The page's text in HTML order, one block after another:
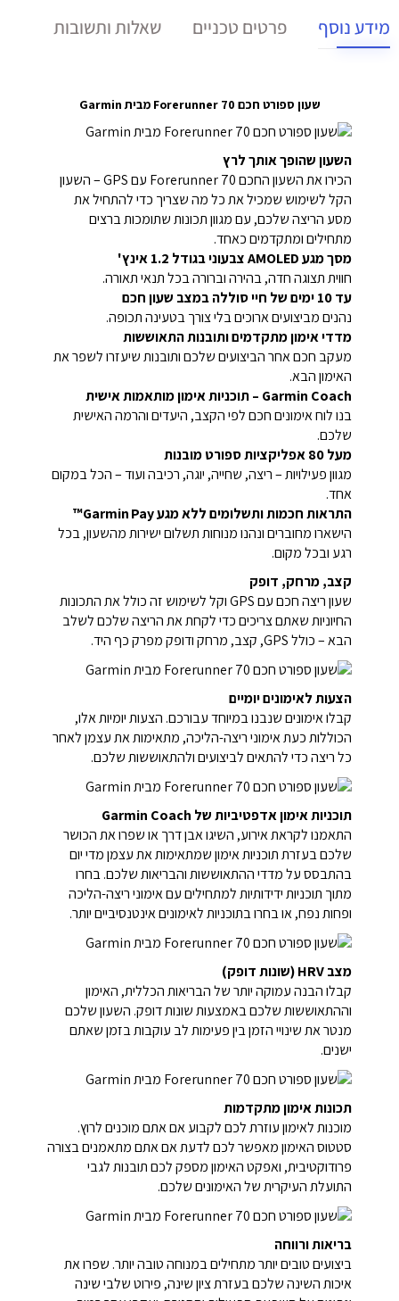
מידע נוסף פרטים טכניים שאלות ותשובות
שעון ספורט חכם Forerunner 70 מבית Garmin
השעון שהופך אותך לרץ
הכירו את השעון החכם Forerunner 70 עם GPS – השעון
הקל לשימוש שמכיל את כל מה שצריך כדי להתחיל את
מסע הריצה שלכם, עם מגוון תכונות שתומכות ברצים
מתחילים ומתקדמים כאחד.
מסך מגע AMOLED צבעוני בגודל 1.2 אינץ'
חווית תצוגה חדה, בהירה וברורה בכל תנאי תאורה.
עד 10 ימים של חיי סוללה במצב שעון חכם
נהנים מביצועים ארוכים בלי צורך בטעינה תכופה.
מדדי אימון מתקדמים ותובנות התאוששות
מעקב חכם אחר הביצועים שלכם ותובנות שיעזרו לשפר את
האימון הבא.
Garmin Coach – תוכניות אימון מותאמות אישית
בנו לוח אימונים חכם לפי הקצב, היעדים והרמה האישית
שלכם.
מעל 80 אפליקציות ספורט מובנות
מגוון פעילויות – ריצה, שחייה, יוגה, רכיבה ועוד – הכל במקום
אחד.
התראות חכמות ותשלומים ללא מגע Garmin Pay™
הישארו מחוברים ונהנו מנוחות תשלום ישירות מהשעון, בכל
רגע ובכל מקום.
קצב, מרחק, דופק
שעון ריצה חכם עם GPS וקל לשימוש זה כולל את התכונות
החיוניות שאתם צריכים כדי לקחת את הריצה שלכם לשלב
הבא – כולל GPS, קצב, מרחק ודופק מפרק כף היד.
הצעות לאימונים יומיים
קבלו אימונים שנבנו במיוחד עבורכם. הצעות יומיות אלו,
הכוללות כעת אימוני ריצה-הליכה, מתאימות את עצמן לאחר
כל ריצה כדי להתאים לביצועים ולהתאוששות שלכם.
תוכניות אימון אדפטיביות של Garmin Coach
התאמנו לקראת אירוע, השיגו אבן דרך או שפרו את הכושר
שלכם בעזרת תוכניות אימון שמתאימות את עצמן מדי יום
בהתבסס על מדדי ההתאוששות והבריאות שלכם. בחרו
מתוך תוכניות ידידותיות למתחילים עם אימוני ריצה-הליכה
ופחות נפח, או בחרו בתוכניות לאימונים אינטנסיביים יותר.
מצב HRV (שונות דופק)
קבלו הבנה עמוקה יותר של הבריאות הכללית, האימון
וההתאוששות שלכם באמצעות שונות דופק. השעון שלכם
מנטר את שינויי הזמן בין פעימות לב עוקבות בזמן שאתם
ישנים.
תכונות אימון מתקדמות
מוכנות לאימון עוזרת לכם לקבוע אם אתם מוכנים לרוץ.
סטטוס האימון מאפשר לכם לדעת אם אתם מתאמנים בצורה
פרודוקטיבית, ואפקט האימון מספק לכם תובנות לגבי
התועלת העיקרית של האימונים שלכם.
בריאות ורווחה
ביצועים טובים יותר מתחילים במנוחה טובה יותר. שפרו את
איכות השינה שלכם בעזרת ציון שינה, פירוט שלבי שינה